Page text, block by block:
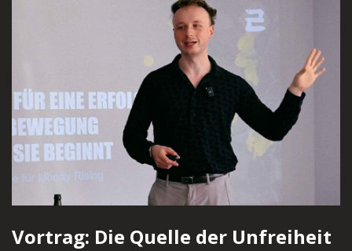
Vortrag: Die Quelle der Unfreiheit